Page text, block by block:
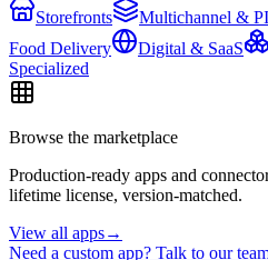
Storefronts
Multichannel &
Food Delivery
Digital & SaaS
Specialized
Browse the marketplace
Production-ready apps and
lifetime license, version-matched.
View all apps→
Need a custom app? Talk to our